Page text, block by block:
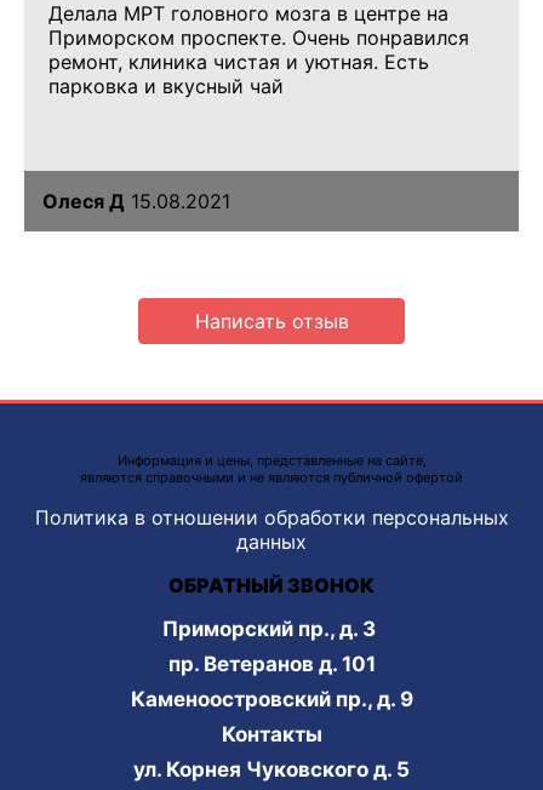
Делала МРТ головного мозга в центре на
Приморском проспекте. Очень понравился
ремонт, клиника чистая и уютная. Есть
парковка и вкусный чай
Олеся Д 15.08.2021
Написать отзыв
Информация и цены, представленные на сайте,
являются справочными и не являются публичной офертой
Политика в отношении обработки персональных
данных
ОБРАТНЫЙ ЗВОНОК
Приморский пр., д. 3
пр. Ветеранов д. 101
Каменоостровский пр., д. 9
Контакты
ул. Корнея Чуковского д. 5